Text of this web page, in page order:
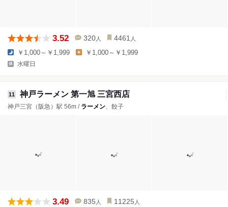
3.52 320 人 4461 人
￥1,000～￥1,999 ￥1,000～￥1,999
水曜日
11 神戸ラーメン 第一旭 三宮西店
神戸三宮（阪急）駅 56m / ラーメン、餃子
3.49 835 人 11225 人